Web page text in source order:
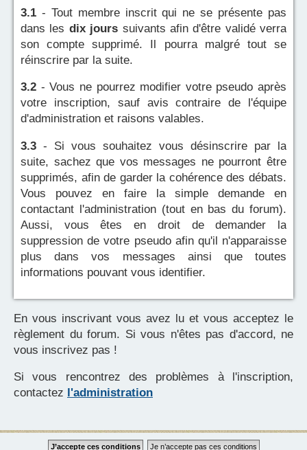
3.1 - Tout membre inscrit qui ne se présente pas
dans les dix jours suivants afin d'être validé verra
son compte supprimé. Il pourra malgré tout se
réinscrire par la suite.
3.2 - Vous ne pourrez modifier votre pseudo après
votre inscription, sauf avis contraire de l'équipe
d'administration et raisons valables.
3.3 - Si vous souhaitez vous désinscrire par la
suite, sachez que vos messages ne pourront être
supprimés, afin de garder la cohérence des débats.
Vous pouvez en faire la simple demande en
contactant l'administration (tout en bas du forum).
Aussi, vous êtes en droit de demander la
suppression de votre pseudo afin qu'il n'apparaisse
plus dans vos messages ainsi que toutes
informations pouvant vous identifier.
En vous inscrivant vous avez lu et vous acceptez le
règlement du forum. Si vous n'êtes pas d'accord, ne
vous inscrivez pas !
Si vous rencontrez des problèmes à l'inscription,
contactez l'administration